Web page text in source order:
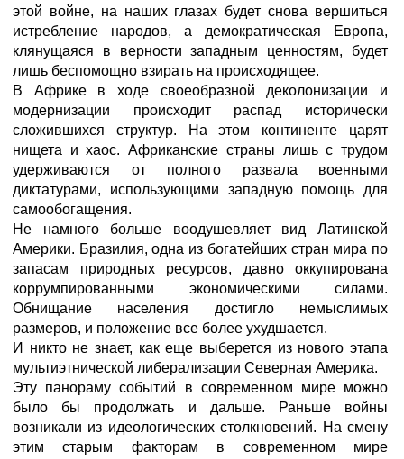
этой войне, на наших глазах будет снова вершиться
истребление народов, а демократическая Европа,
клянущаяся в верности западным ценностям, будет
лишь беспомощно взирать на происходящее.
В Африке в ходе своеобразной деколонизации и
модернизации происходит распад исторически
сложившихся структур. На этом континенте царят
нищета и хаос. Африканские страны лишь с трудом
удерживаются от полного развала военными
диктатурами, использующими западную помощь для
самообогащения.
Не намного больше воодушевляет вид Латинской
Америки. Бразилия, одна из богатейших стран мира по
запасам природных ресурсов, давно оккупирована
коррумпированными экономическими силами.
Обнищание населения достигло немыслимых
размеров, и положение все более ухудшается.
И никто не знает, как еще выберется из нового этапа
мультиэтнической либерализации Северная Америка.
Эту панораму событий в современном мире можно
было бы продолжать и дальше. Раньше войны
возникали из идеологических столкновений. На смену
этим старым факторам в современном мире